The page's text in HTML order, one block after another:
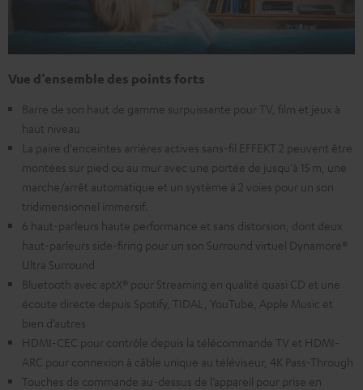
Vue d’ensemble des points forts
Barre de son haut de gamme surpuissante pour TV, film et jeux à
haut niveau
La paire d'enceintes arrières actives sans-fil EFFEKT 2 peuvent être
montées sur pied ou au mur avec une portée de jusqu'à 15 m, une
marche/arrêt automatique et un système à 2 voies pour un son
tridimensionnel immersif.
6 haut-parleurs haute performance et sans distorsion, dont deux
haut-parleurs side-firing pour un son Surround virtuel Dynamore®
Ultra Surround
Bluetooth avec aptX® pour Streaming en qualité quasi CD et une
écoute directe depuis Spotify, TIDAL, YouTube, Apple Music et
bien d’autres
HDMI-CEC pour contrôle depuis la télécommande TV et HDMI-
ARC pour connexion à câble unique au téléviseur, 4K Pass-Through
Touches de commande au-dessus de l’appareil pour prise en